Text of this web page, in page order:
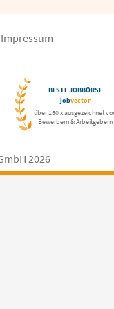
Impressum
BESTE JOBBÖRSE
jobvector
über 150 x ausgezeichnet
Bewerbern & Arbeitgebern
2026